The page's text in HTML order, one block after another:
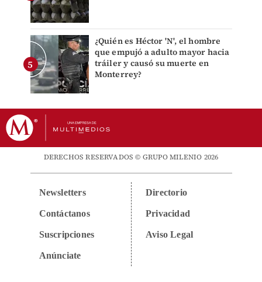
¿Quién es Héctor 'N', el hombre
que empujó a adulto mayor hacia
tráiler y causó su muerte en
Monterrey?
DERECHOS RESERVADOS © GRUPO MILENIO 2026
Newsletters
Contáctanos
Suscripciones
Anúnciate
Directorio
Privacidad
Aviso Legal